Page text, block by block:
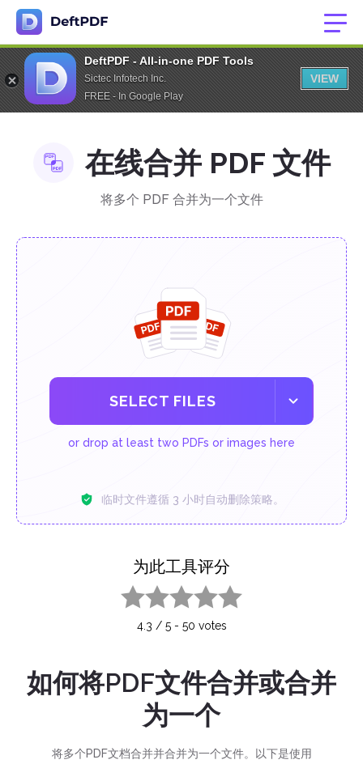
DeftPDF - All-in-one PDF Tools
Sictec Infotech Inc.
FREE - In Google Play
VIEW
在线合并 PDF 文件
将多个 PDF 合并为一个文件
SELECT FILES
or drop at least two PDFs or images here
临时文件遵循 3 小时自动删除策略。
为此工具评分
4.3 / 5- 50 votes
如何将PDF文件合并或合并
为一个
将多个PDF文档合并并合并为一个文件。以下是使用